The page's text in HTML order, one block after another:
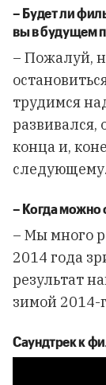
–Будетли
вывбудущем
– Пожалуй,
трудимся
развивался,
конца и,
следующему.
–Когдаможно
– Мы много
2014 года
результат
зимой 2014-
Саундтрек к